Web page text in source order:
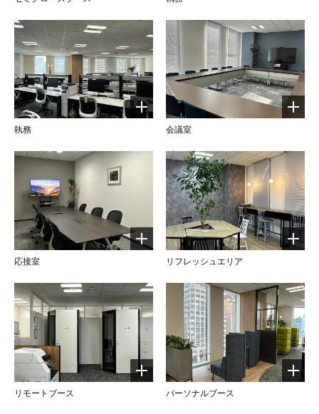
執務 会議室
応接室 リフレッシュエリア
リモートブース パーソナルブース